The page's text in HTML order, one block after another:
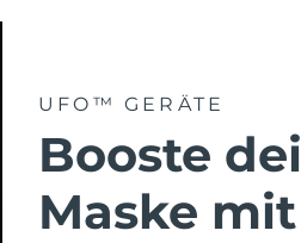
UFO™ GERÄTE
Booste
Maske